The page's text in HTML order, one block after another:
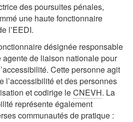
des poursuites pénales,
une haute fonctionnaire
l’EEDI.
désignée responsable
agente de liaison nationale pour
Cette personne agit
l’accessibilité et des personnes
et codirige leCNEVH. La
représente également
communautés de pratique :